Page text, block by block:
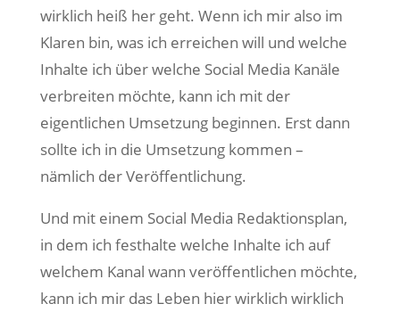
wirklich heiß her geht. Wenn ich mir also im
Klaren bin, was ich erreichen will und welche
Inhalte ich über welche Social Media Kanäle
verbreiten möchte, kann ich mit der
eigentlichen Umsetzung beginnen. Erst dann
sollte ich in die Umsetzung kommen –
nämlich der Veröffentlichung.
Und mit einem Social Media Redaktionsplan,
in dem ich festhalte welche Inhalte ich auf
welchem Kanal wann veröffentlichen möchte,
kann ich mir das Leben hier wirklich wirklich